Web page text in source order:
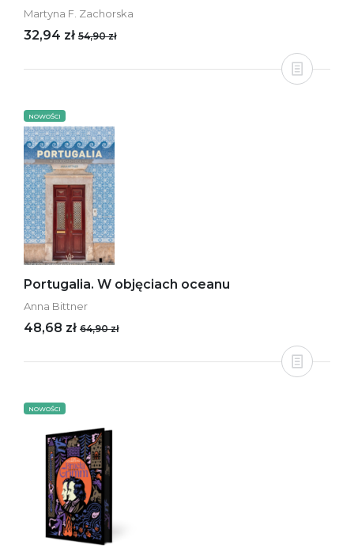
Martyna F. Zachorska
32,94 zł 54,90 zł
NOWOŚCI
Portugalia. W objęciach oceanu
Anna Bittner
48,68 zł 64,90 zł
NOWOŚCI